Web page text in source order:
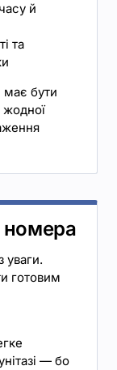
й
та
має бути
номера
уваги.
готовим
— бо